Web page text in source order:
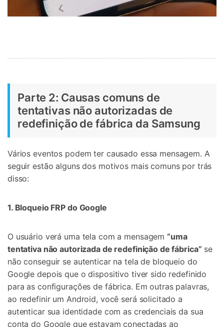
Parte 2: Causas comuns de
tentativas não autorizadas de
redefinição de fábrica da Samsung
Vários eventos podem ter causado essa mensagem. A
seguir estão alguns dos motivos mais comuns por trás
disso:
1. Bloqueio FRP do Google
O usuário verá uma tela com a mensagem “uma
tentativa não autorizada de redefinição de fábrica” se
não conseguir se autenticar na tela de bloqueio do
Google depois que o dispositivo tiver sido redefinido
para as configurações de fábrica. Em outras palavras,
ao redefinir um Android, você será solicitado a
autenticar sua identidade com as credenciais da sua
conta do Google que estavam conectadas ao